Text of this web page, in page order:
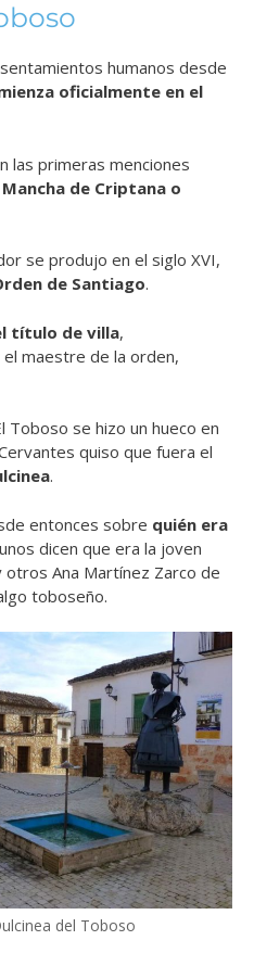
humanos desde
oficialmente en el
las primeras menciones
de Criptana o
se produjo en el siglo XVI,
de Santiago.
título de villa,
maestre de la orden,
Toboso se hizo un hueco en
quiso que fuera el
.
entonces sobre quién era
dicen que era la joven
otros Ana Martínez Zarco de
toboseño.
del Toboso